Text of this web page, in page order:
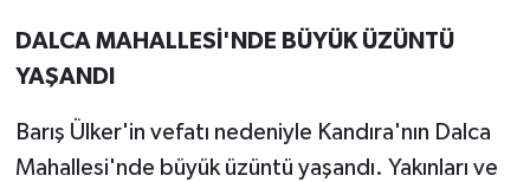
DALCA MAHALLESİ'NDE BÜYÜK ÜZÜNTÜ
YAŞANDI
Barış Ülker'in vefatı nedeniyle Kandıra'nın Dalca
Mahallesi'nde büyük üzüntü yaşandı. Yakınları ve